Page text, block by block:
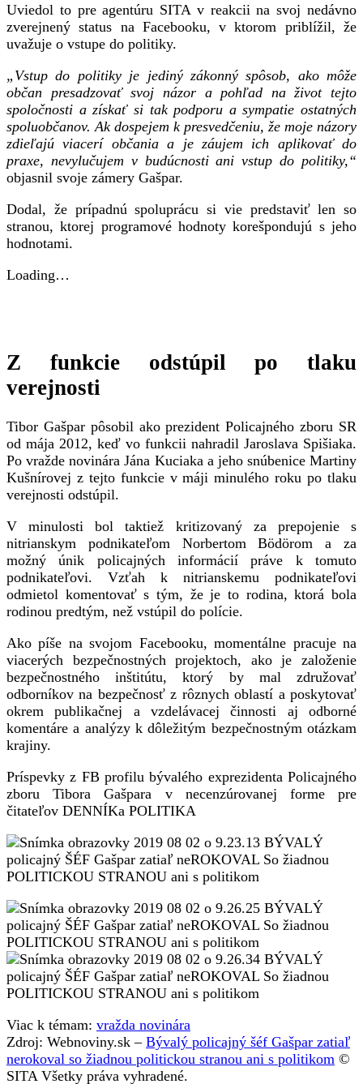
Uviedol to pre agentúru SITA v reakcii na svoj nedávno
zverejnený status na Facebooku, v ktorom priblížil, že
uvažuje o vstupe do politiky.
„Vstup do politiky je jediný zákonný spôsob, ako môže
občan presadzovať svoj názor a pohľad na život tejto
spoločnosti a získať si tak podporu a sympatie ostatných
spoluobčanov. Ak dospejem k presvedčeniu, že moje názory
zdieľajú viacerí občania a je záujem ich aplikovať do
praxe, nevylučujem v budúcnosti ani vstup do politiky,“
objasnil svoje zámery Gašpar.
Dodal, že prípadnú spoluprácu si vie predstaviť len so
stranou, ktorej programové hodnoty korešpondujú s jeho
hodnotami.
Loading…
Z funkcie odstúpil po tlaku
verejnosti
Tibor Gašpar pôsobil ako prezident Policajného zboru SR
od mája 2012, keď vo funkcii nahradil Jaroslava Spišiaka.
Po vražde novinára Jána Kuciaka a jeho snúbenice Martiny
Kušnírovej z tejto funkcie v máji minulého roku po tlaku
verejnosti odstúpil.
V minulosti bol taktiež kritizovaný za prepojenie s
nitrianskym podnikateľom Norbertom Bödörom a za
možný únik policajných informácií práve k tomuto
podnikateľovi. Vzťah k nitrianskemu podnikateľovi
odmietol komentovať s tým, že je to rodina, ktorá bola
rodinou predtým, než vstúpil do polície.
Ako píše na svojom Facebooku, momentálne pracuje na
viacerých bezpečnostných projektoch, ako je založenie
bezpečnostného inštitútu, ktorý by mal združovať
odborníkov na bezpečnosť z rôznych oblastí a poskytovať
okrem publikačnej a vzdelávacej činnosti aj odborné
komentáre a analýzy k dôležitým bezpečnostným otázkam
krajiny.
Príspevky z FB profilu bývalého exprezidenta Policajného
zboru Tibora Gašpara v necenzúrovanej forme pre
čitateľov DENNÍKa POLITIKA
Viac k témam: vražda novinára
Zdroj: Webnoviny.sk – Bývalý policajný šéf Gašpar zatiaľ
nerokoval so žiadnou politickou stranou ani s politikom ©
SITA Všetky práva vyhradené.